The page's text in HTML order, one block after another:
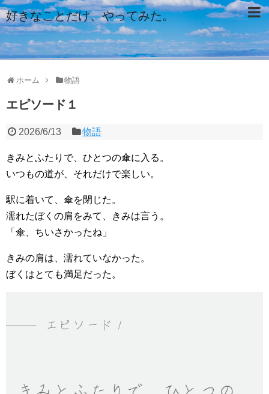
好きなことだけ、やってみた。
ホーム 物語
エピソード１
2026/6/13 物語
きみとふたりで、ひとつの傘に入る。
いつもの道が、それだけで楽しい。
駅に着いて、傘を閉じた。
濡れたぼくの肩をみて、きみは言う。
「傘、ちいさかったね」
きみの肩は、濡れていなかった。
ぼくはとても満足だった。